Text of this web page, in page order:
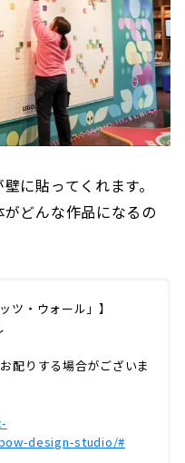
に貼ってくれます。
がどんな作品になるの
ツ・ウォール」】
配りする場合がございま
design-studio/#